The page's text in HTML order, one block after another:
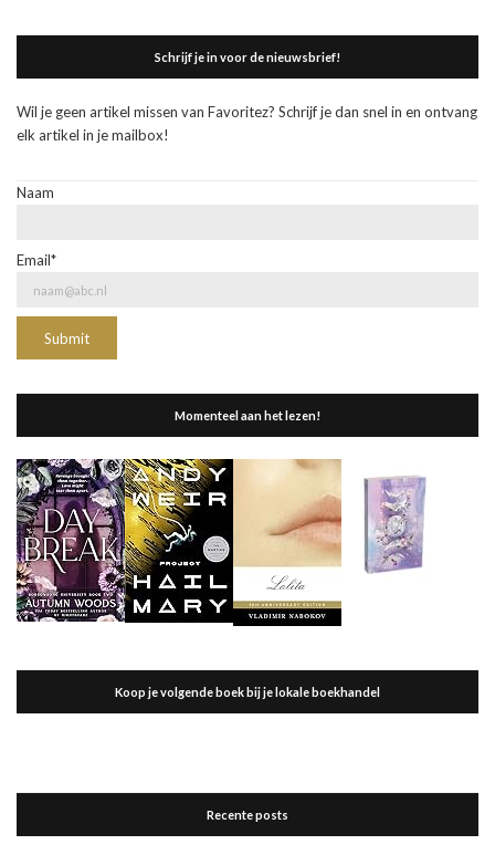
Schrijf je in voor de nieuwsbrief!
Wil je geen artikel missen van Favoritez? Schrijf je dan snel in en ontvang
elk artikel in je mailbox!
Naam
Email*
Momenteel aan het lezen!
Koop je volgende boek bij je lokale boekhandel
Recente posts